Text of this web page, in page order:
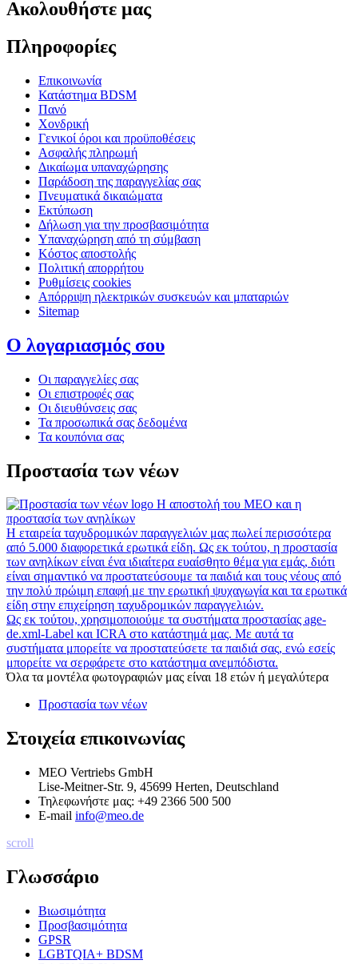
Ακολουθήστε μας
Πληροφορίες
Επικοινωνία
Κατάστημα BDSM
Πανό
Χονδρική
Γενικοί όροι και προϋποθέσεις
Ασφαλής πληρωμή
Δικαίωμα υπαναχώρησης
Παράδοση της παραγγελίας σας
Πνευματικά δικαιώματα
Εκτύπωση
Δήλωση για την προσβασιμότητα
Υπαναχώρηση από τη σύμβαση
Κόστος αποστολής
Πολιτική απορρήτου
Ρυθμίσεις cookies
Απόρριψη ηλεκτρικών συσκευών και μπαταριών
Sitemap
Ο λογαριασμός σου
Οι παραγγελίες σας
Οι επιστροφές σας
Οι διευθύνσεις σας
Τα προσωπικά σας δεδομένα
Τα κουπόνια σας
Προστασία των νέων
Η αποστολή του MEO και η
προστασία των ανηλίκων
Η εταιρεία ταχυδρομικών παραγγελιών μας πωλεί περισσότερα
από 5.000 διαφορετικά ερωτικά είδη. Ως εκ τούτου, η προστασία
των ανηλίκων είναι ένα ιδιαίτερα ευαίσθητο θέμα για εμάς, διότι
είναι σημαντικό να προστατεύσουμε τα παιδιά και τους νέους από
την πολύ πρώιμη επαφή με την ερωτική ψυχαγωγία και τα ερωτικά
είδη στην επιχείρηση ταχυδρομικών παραγγελιών.
Ως εκ τούτου, χρησιμοποιούμε τα συστήματα προστασίας age-
de.xml-Label και ICRA στο κατάστημά μας. Με αυτά τα
συστήματα μπορείτε να προστατεύσετε τα παιδιά σας, ενώ εσείς
μπορείτε να σερφάρετε στο κατάστημα ανεμπόδιστα.
Όλα τα μοντέλα φωτογραφιών μας είναι 18 ετών ή μεγαλύτερα
Προστασία των νέων
Στοιχεία επικοινωνίας
MEO Vertriebs GmbH
Lise-Meitner-Str. 9, 45699 Herten, Deutschland
Τηλεφωνήστε μας: +49 2366 500 500
E-mail info@meo.de
scroll
Γλωσσάριο
Βιωσιμότητα
Προσβασιμότητα
GPSR
LGBTQIA+ BDSM